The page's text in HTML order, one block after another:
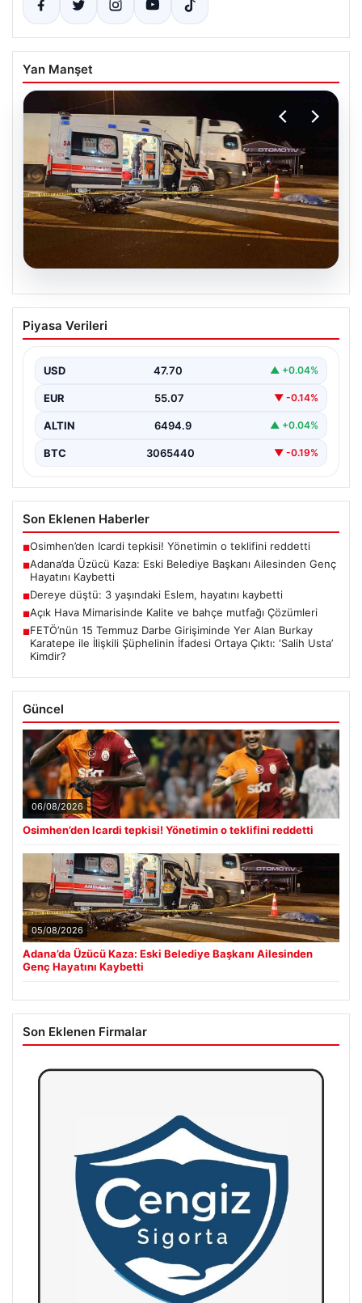
Yan Manşet
Adana’da Üzücü Kaza: Eski Belediye
Başkanı Ailesinden Genç Hayatını
Adana’nın Pozantı ilçesinde meydana gelen korkutucu
Olayda,…
Piyasa Verileri
USD 47.70 ▲ +0.04%
EUR 55.07 ▼ -0.14%
ALTIN 6494.9 ▲ +0.04%
BTC 3065440 ▼ -0.19%
Son Eklenen Haberler
■Osimhen’den Icardi tepkisi! Yönetimin o teklifini reddetti
■Adana’da Üzücü Kaza: Eski Belediye Başkanı Ailesinden Genç
Hayatını Kaybetti
■Dereye düştü: 3 yaşındaki Eslem, hayatını kaybetti
■Açık Hava Mimarisinde Kalite ve bahçe mutfağı Çözümleri
■FETÖ’nün 15 Temmuz Darbe Girişiminde Yer Alan Burkay
Karatepe ile İlişkili Şüphelinin İfadesi Ortaya Çıktı: ‘Salih Usta’
Kimdir?
Güncel
06/08/2026
Osimhen’den Icardi tepkisi! Yönetimin o teklifini reddetti
05/08/2026
Adana’da Üzücü Kaza: Eski Belediye Başkanı Ailesinden
Genç Hayatını Kaybetti
Son Eklenen Firmalar